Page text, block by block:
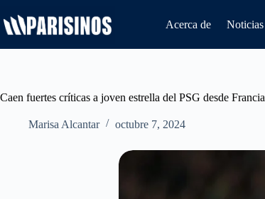
al
contenido
Acerca de Noticias
Caen fuertes críticas a joven estrella del PSG desde Francia
Marisa Alcantar octubre 7, 2024